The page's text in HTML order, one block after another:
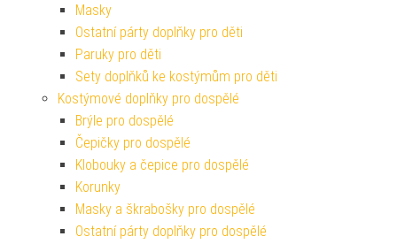
Masky
Ostatní párty doplňky pro děti
Paruky pro děti
Sety doplňků ke kostýmům pro děti
Kostýmové doplňky pro dospělé
Brýle pro dospělé
Čepičky pro dospělé
Klobouky a čepice pro dospělé
Korunky
Masky a škrabošky pro dospělé
Ostatní párty doplňky pro dospělé